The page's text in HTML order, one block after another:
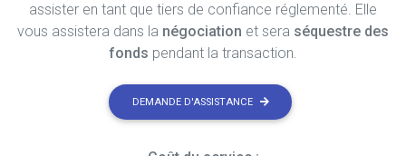
assister en tant que tiers de confiance réglementé. Elle
vous assistera dans la négociation et sera séquestre des
fonds pendant la transaction.
DEMANDE D'ASSISTANCE